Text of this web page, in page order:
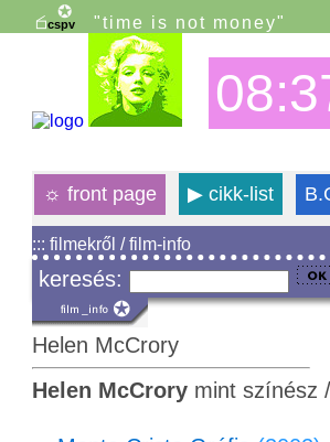
"time is not money"
☼ front page ▶cikk-list
::: filmekről / film-info
keresés:
Helen McCrory
Helen McCrorymint színész